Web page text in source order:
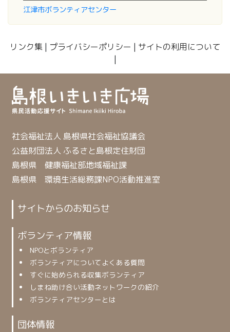
江津市ボランティアセンター
リンク集 | プライバシーポリシー | サイトの利用について
|
社会福祉法人 島根県社会福祉協議会
公益財団法人 ふるさと島根定住財団
島根県 健康福祉部地域福祉課
島根県 環境生活総務課NPO活動推進室
サイトからのお知らせ
ボランティア情報
NPOとボランティア
ボランティアについてよくある質問
すぐに始められる収集ボランティア
しまね助け合い活動ネットワークの紹介
ボランティアセンターとは
団体情報